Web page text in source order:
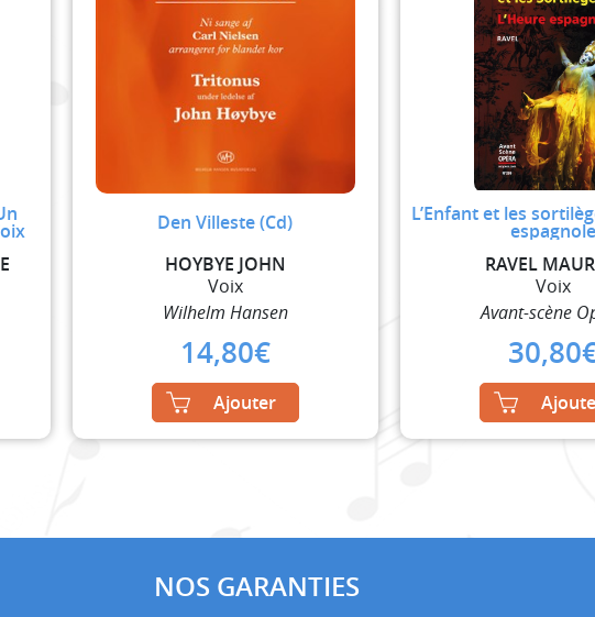
Den Villeste (Cd)
HOYBYE JOHN
Voix
Wilhelm Hansen
14,80€
Ajouter
L’Enfant et les
espagnole
RAVEL
Voix
Avant-scène
30,80
NOS GARANTIES